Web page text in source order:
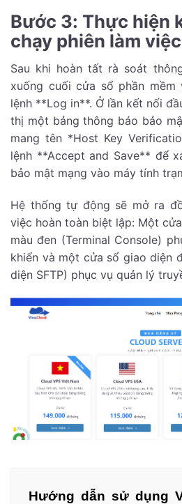
Bước 3: Thực hiện
chạy phiên làm việc
Sau khi hoàn tất rà soát
xuống cuối cửa sổ phần mềm
lệnh **Log in**. Ở lần kết nối
thị một bảng thông báo bảo
mang tên *Host Key
lệnh **Accept and Save** để
bảo mật mạng vào máy tính
Hệ thống tự động sẽ mở ra
việc hoàn toàn biệt lập: Một
màu đen (Terminal Console)
khiển và một cửa sổ giao diện
diện SFTP) phục vụ quản lý
Hướng dẫn sử dụng